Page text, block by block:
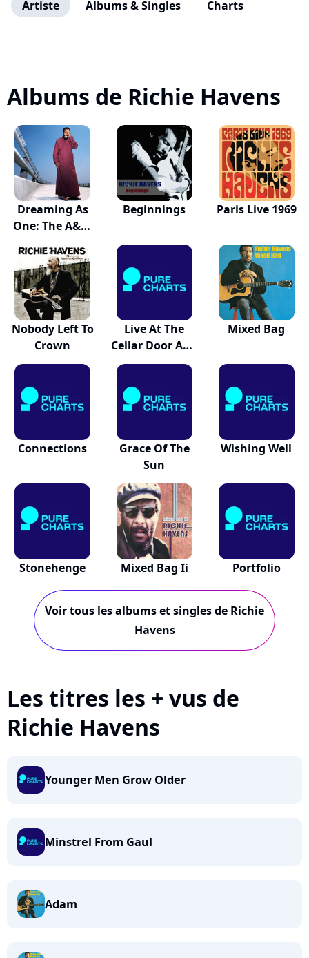
Artiste Albums & Singles Charts
Albums de Richie Havens
Dreaming As
One: The A&m
Beginnings Paris Live 1969
Nobody Left To
Crown
Live At The
Cellar Door And
A...
Mixed Bag
Connections
Grace Of The
Sun
Wishing Well
Stonehenge Mixed Bag Ii Portfolio
Voir tous les albums et singles de Richie
Havens
Les titres les + vus de
Richie Havens
Younger Men Grow Older
Minstrel From Gaul
Adam